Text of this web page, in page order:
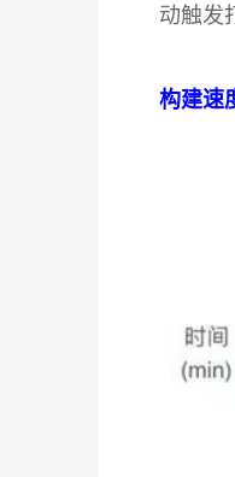
动触发
构建速